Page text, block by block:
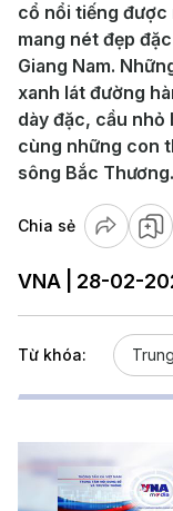
cổ nổi tiếng được
mang nét đẹp
Giang Nam.
xanh lát đường
dày đặc, cầu
cùng những con
sông Bắc
Chia sẻ
VNA | 28-02-
Từ khóa: